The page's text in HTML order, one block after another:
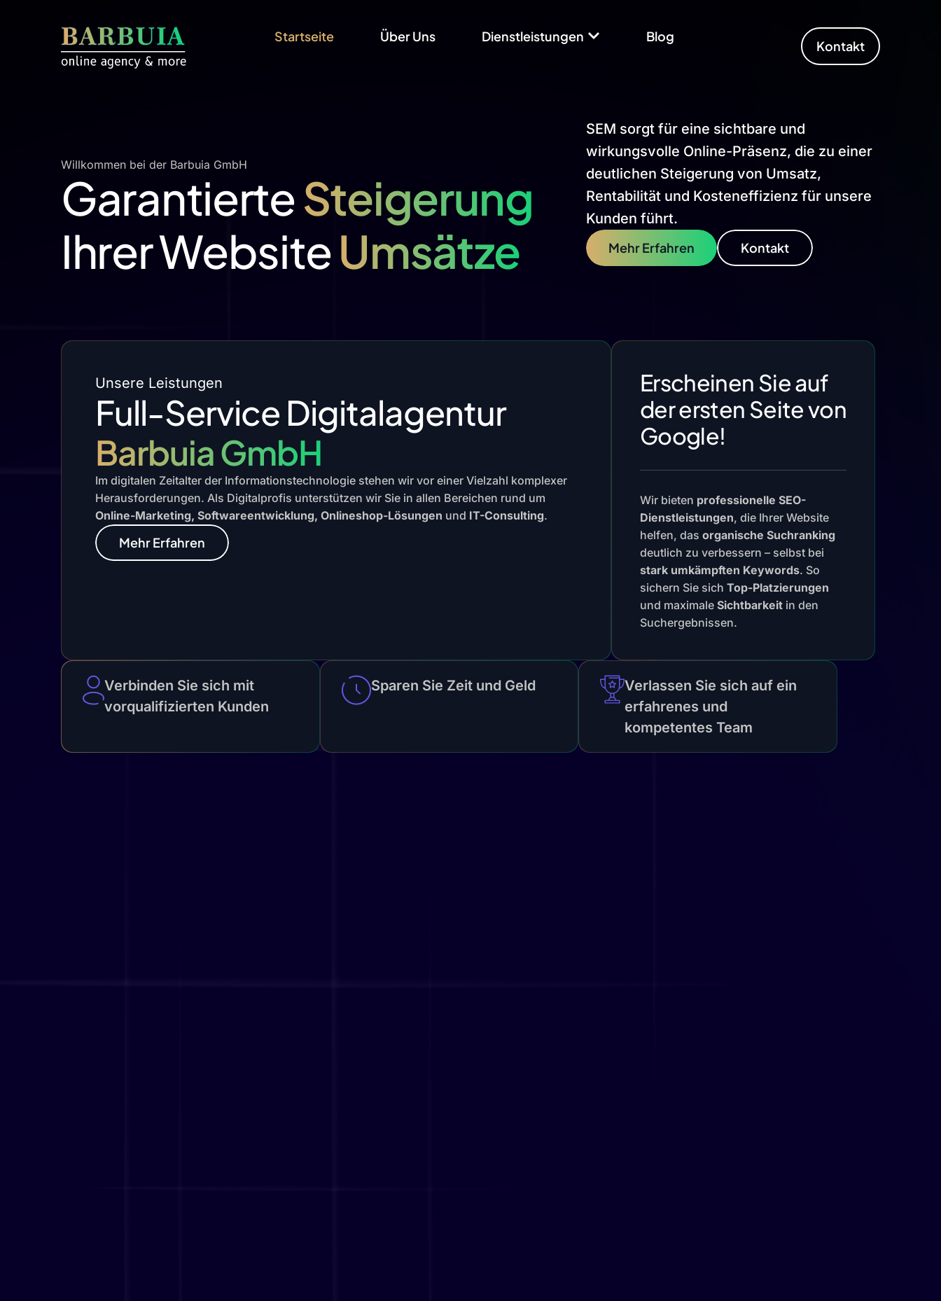
Startseite Über Uns Dienstleistungen Blog
Kontakt
Willkommen bei der Barbuia GmbH
GarantierteSteigerung
Ihrer WebsiteUmsätze
SEM sorgt für eine sichtbare und
wirkungsvolle Online-Präsenz, die zu einer
deutlichen Steigerung von Umsatz,
Rentabilität und Kosteneffizienz für unsere
Kunden führt.
Mehr Erfahren Kontakt
Unsere Leistungen
Full-Service Digitalagentur
Barbuia GmbH
Im digitalen Zeitalter der Informationstechnologie stehen wir vor einer Vielzahl komplexer
Herausforderungen. Als Digitalprofis unterstützen wir Sie in allen Bereichen rund um
Online-Marketing, Softwareentwicklung, Onlineshop-Lösungen und IT-Consulting.
Mehr Erfahren
Erscheinen Sie auf
der ersten Seite von
Google!
Wir bieten professionelle SEO-
Dienstleistungen, die Ihrer Website
helfen, das organische Suchranking
deutlich zu verbessern – selbst bei
stark umkämpften Keywords. So
sichern Sie sich Top-Platzierungen
und maximale Sichtbarkeitin den
Suchergebnissen.
Verbinden Sie sich mit
vorqualifizierten Kunden
Sparen Sie Zeit und Geld
Verlassen Sie sich auf ein
erfahrenes und
kompetentes Team